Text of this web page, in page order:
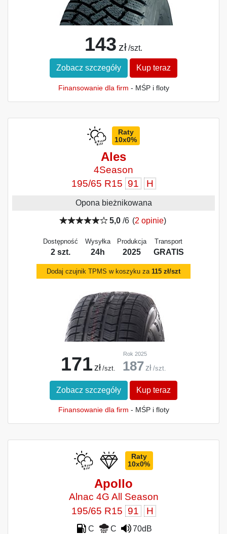
143 zł /szt.
Zobacz szczegóły Kup teraz
Finansowanie dla firm - MŚP i floty
Raty
10x0%
Ales
4Season
195/65 R15 91 H
Opona bieżnikowana
5,0/6 (2 opinie)
Dostępność
2 szt.
Wysyłka
24h
Produkcja
2025
Transport
GRATIS
Dodaj czujnik TPMS w koszyku za 115 zł/szt
171 zł /szt.
Rok 2025
187 zł /szt.
Zobacz szczegóły Kup teraz
Finansowanie dla firm - MŚP i floty
Raty
10x0%
Apollo
Alnac 4G All Season
195/65 R15 91 H
C C 70dB